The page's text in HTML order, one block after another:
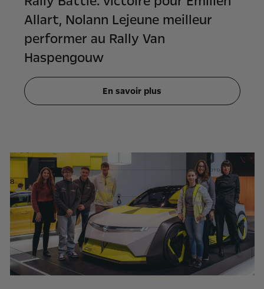
Allart, Nolann Lejeune meilleur
performer au Rally Van
Haspengouw
En savoir plus